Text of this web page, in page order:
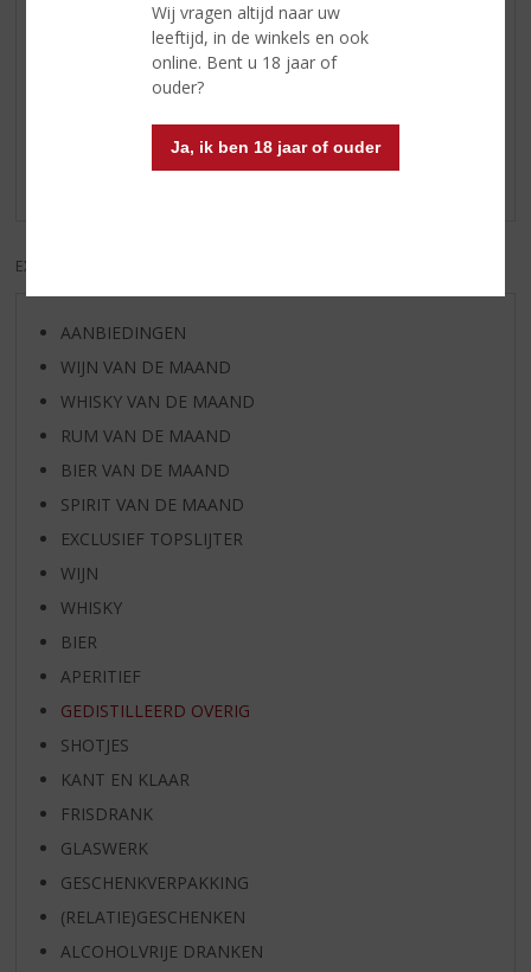
Wij vragen altijd naar uw
leeftijd, in de winkels en ook
online. Bent u 18 jaar of
ouder?
Ja, ik ben 18 jaar of ouder
Reviews
Schrijf een review
EXCL. BTW
AANBIEDINGEN
WIJN VAN DE MAAND
WHISKY VAN DE MAAND
RUM VAN DE MAAND
BIER VAN DE MAAND
SPIRIT VAN DE MAAND
EXCLUSIEF TOPSLIJTER
WIJN
WHISKY
BIER
APERITIEF
GEDISTILLEERD OVERIG
SHOTJES
KANT EN KLAAR
FRISDRANK
GLASWERK
GESCHENKVERPAKKING
(RELATIE)GESCHENKEN
ALCOHOLVRIJE DRANKEN